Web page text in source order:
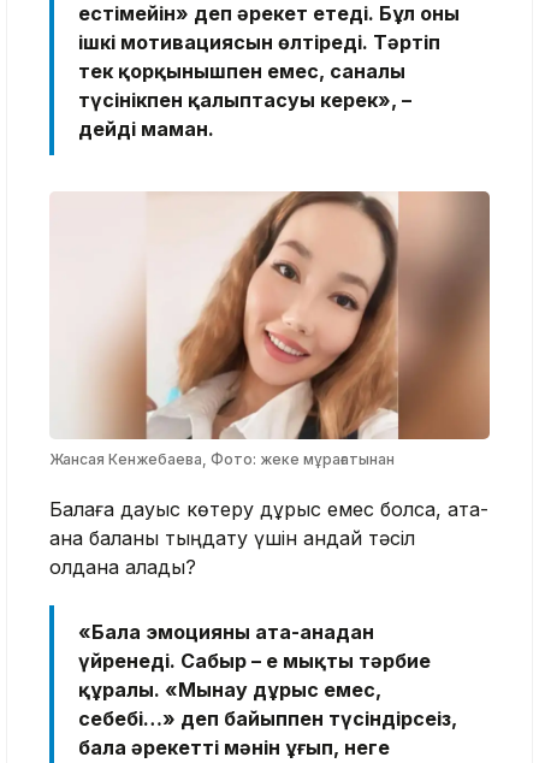
естімейін» деп әрекет етеді. Бұл оның
ішкі мотивациясын өлтіреді. Тәртіп
тек қорқынышпен емес, саналы
түсінікпен қалыптасуы керек», –
дейді маман.
Жансая Кенжебаева, Фото: жеке мұрағатынан
Балаға дауыс көтеру дұрыс емес болса, ата-
ана баланы тыңдату үшін қандай тәсіл
қолдана алады?
«Бала эмоцияны ата-анадан
үйренеді. Сабыр – ең мықты тәрбие
құралы. «Мынау дұрыс емес,
себебі…» деп байыппен түсіндірсеңіз,
бала әрекеттің мәнін ұғып, неге